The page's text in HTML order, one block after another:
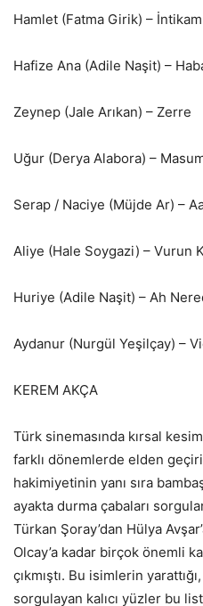
Hamlet (Fatma Girik) –
Hafize Ana (Adile Naşit) –
Zeynep (Jale Arıkan) – Zerre
Uğur (Derya Alabora) –
Serap / Naciye (Müjde Ar) –
Aliye (Hale Soygazi) – Vurun
Huriye (Adile Naşit) – Ah
Aydanur (Nurgül Yeşilçay) –
KEREM AKÇA
Türk sinemasında kırsal
farklı dönemlerde elden
hakimiyetinin yanı sıra
ayakta durma çabaları
Türkan Şoray’dan Hülya
Olcay’a kadar birçok önemli
çıkmıştı. Bu isimlerin
sorgulayan kalıcı yüzler bu